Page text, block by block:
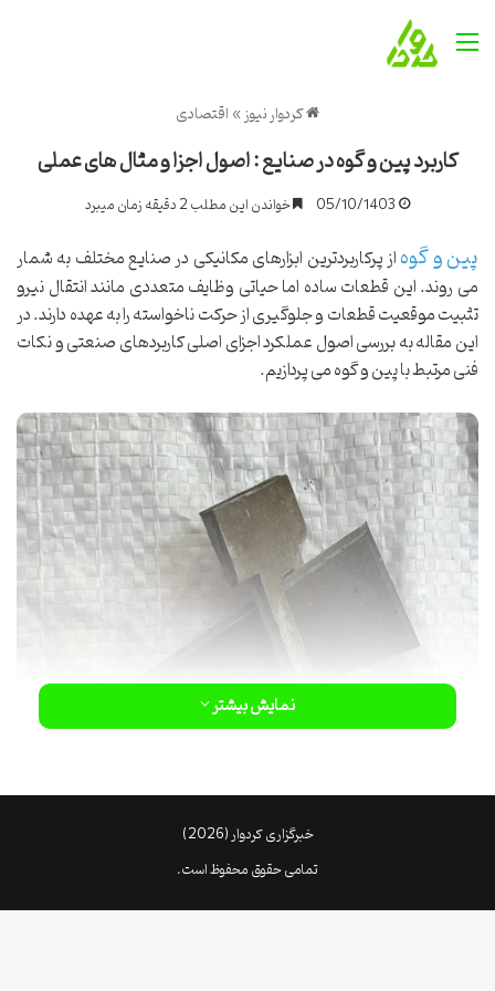
منو
کردوار نیوز»اقتصادی
کاربرد پین و گوه در صنایع : اصول اجزا و مثال های عملی
05/10/1403 خواندن این مطلب 2 دقیقه زمان میبرد
پین و گوهاز پرکاربردترین ابزارهای مکانیکی در صنایع مختلف به شمار
می روند. این قطعات ساده اما حیاتی وظایف متعددی مانند انتقال نیرو
تثبیت موقعیت قطعات و جلوگیری از حرکت ناخواسته را به عهده دارند. در
این مقاله به بررسی اصول عملکرد اجزای اصلی کاربردهای صنعتی و نکات
فنی مرتبط با پین و گوه می پردازیم.
اصول عملکرد پین و گوه
نمایش بیشتر
خبرگزاری کردوار (2026)
تمامی حقوق محفوظ است.